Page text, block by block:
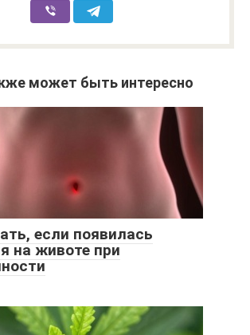
может быть интересно
если появилась
на животе при